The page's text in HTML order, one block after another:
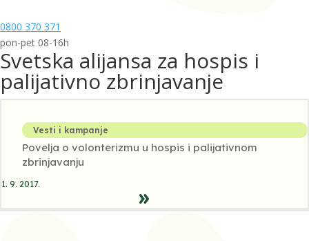
0800 370 371
pon-pet 08-16h
Svetska alijansa za hospis i
palijativno zbrinjavanje
Vesti i kampanje
Povelja o volonterizmu u hospis i palijativnom
zbrinjavanju
1. 9. 2017.